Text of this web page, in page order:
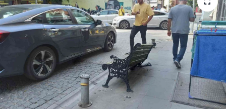
Politika
Bilecik
Kütahya
Gezi